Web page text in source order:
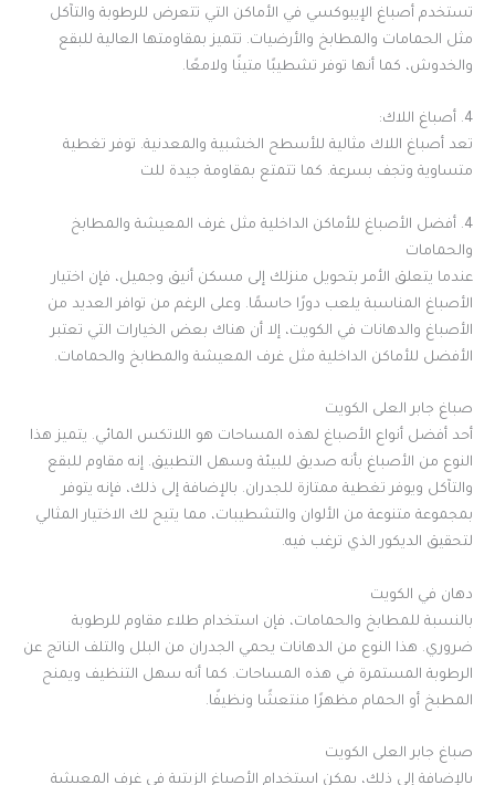
تستخدم أصباغ الإيبوكسي في الأماكن التي تتعرض للرطوبة والتآكل
مثل الحمامات والمطابخ والأرضيات. تتميز بمقاومتها العالية للبقع
والخدوش، كما أنها توفر تشطيبًا متينًا ولامعًا.
4. أصباغ اللاك:
تعد أصباغ اللاك مثالية للأسطح الخشبية والمعدنية. توفر تغطية
متساوية وتجف بسرعة. كما تتمتع بمقاومة جيدة للت
4. أفضل الأصباغ للأماكن الداخلية مثل غرف المعيشة والمطابخ
والحمامات
عندما يتعلق الأمر بتحويل منزلك إلى مسكن أنيق وجميل، فإن اختيار
الأصباغ المناسبة يلعب دورًا حاسمًا. وعلى الرغم من توافر العديد من
الأصباغ والدهانات في الكويت، إلا أن هناك بعض الخيارات التي تعتبر
الأفضل للأماكن الداخلية مثل غرف المعيشة والمطابخ والحمامات.
صباغ جابر العلى الكويت
أحد أفضل أنواع الأصباغ لهذه المساحات هو اللاتكس المائي. يتميز هذا
النوع من الأصباغ بأنه صديق للبيئة وسهل التطبيق. إنه مقاوم للبقع
والتآكل ويوفر تغطية ممتازة للجدران. بالإضافة إلى ذلك، فإنه يتوفر
بمجموعة متنوعة من الألوان والتشطيبات، مما يتيح لك الاختيار المثالي
لتحقيق الديكور الذي ترغب فيه.
دهان في الكويت
بالنسبة للمطابخ والحمامات، فإن استخدام طلاء مقاوم للرطوبة
ضروري. هذا النوع من الدهانات يحمي الجدران من البلل والتلف الناتج عن
الرطوبة المستمرة في هذه المساحات. كما أنه سهل التنظيف ويمنح
المطبخ أو الحمام مظهرًا منتعشًا ونظيفًا.
صباغ جابر العلى الكويت
بالإضافة إلى ذلك، يمكن استخدام الأصباغ الزيتية في غرف المعيشة